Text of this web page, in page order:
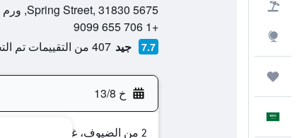
5675 Spring Street, 31830, ورم سبرينغس, جورجيا, الولايات المتحدة الأميريكية
+1 706 655 9099
7.7 جيد 407 من التقييمات تم التحقق منها
خ 13/8
2 من الضيوف، غرفة واحدة